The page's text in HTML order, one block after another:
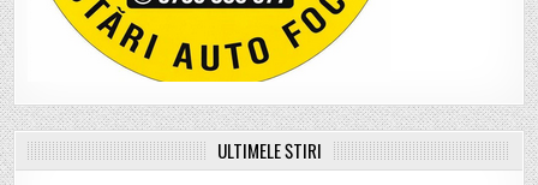
ULTIMELE ȘTIRI